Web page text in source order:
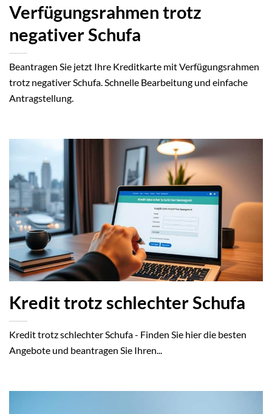
Verfügungsrahmen trotz
negativer Schufa
Beantragen Sie jetzt Ihre Kreditkarte mit Verfügungsrahmen
trotz negativer Schufa. Schnelle Bearbeitung und einfache
Antragstellung.
Kredit trotz schlechter Schufa
Kredit trotz schlechter Schufa - Finden Sie hier die besten
Angebote und beantragen Sie Ihren...